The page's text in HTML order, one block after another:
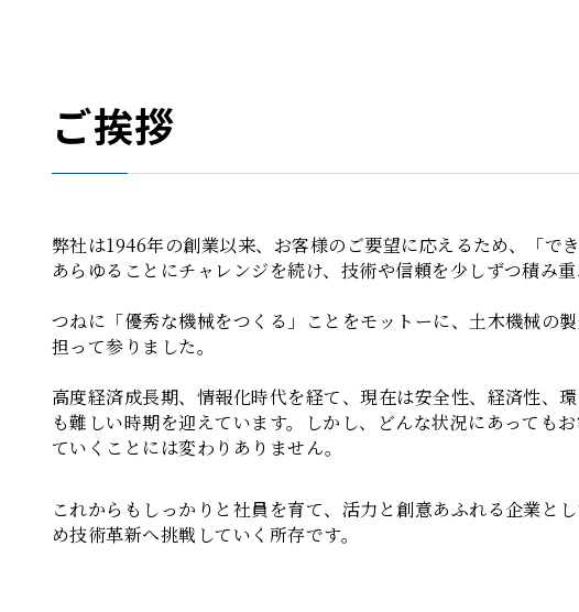
ご挨拶
弊社は1946年の創業以来、お客様のご要望に応えるため、「で
あらゆることにチャレンジを続け、技術や信頼を少しずつ積み重
つねに「優秀な機械をつくる」ことをモットーに、土木機械の
担って参りました。
高度経済成長期、情報化時代を経て、現在は安全性、経済性、
も難しい時期を迎えています。しかし、どんな状況にあっても
ていくことには変わりありません。
これからもしっかりと社員を育て、活力と創意あふれる企業と
め技術革新へ挑戦していく所存です。